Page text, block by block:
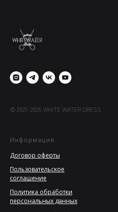
© 2021-2025 WHITE WATER DRESS
Информация
Договор оферты
Пользовательское
соглашение
Политика обработки
персональных данных